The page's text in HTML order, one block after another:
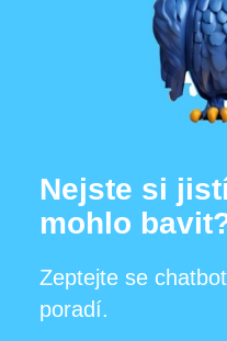
Nejste si
mohlo
Zeptejte se
poradí.